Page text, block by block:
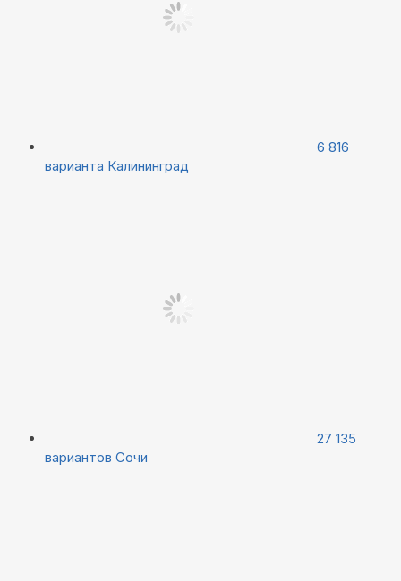
6 816
варианта Калининград
27 135
вариантов Сочи